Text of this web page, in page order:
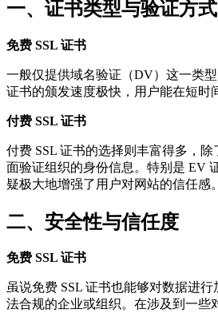
一、证书类型与验证方式
免费 SSL 证书
一般仅提供域名验证（DV）这一类
证书的颁发速度极快，用户能在短时
付费 SSL 证书
付费 SSL 证书的选择则丰富得多，
面验证组织的身份信息。特别是 EV
疑极大地增强了用户对网站的信任感
二、安全性与信任度
免费 SSL 证书
虽说免费 SSL 证书也能够对数据进
法合规的企业或组织。在涉及到一些